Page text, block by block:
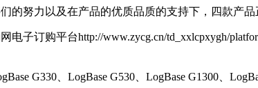
的努力以及在产品的优质品质的支持下，四款产品
电子订购平台http://www.zycg.cn/td_xxlcpxygh/
G330、LogBase G530、LogBase G1300、